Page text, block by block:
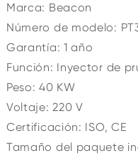
Marca: Beacon
Número de modelo:
Garantía: 1 año
Función: Inyector de
Peso: 40 KW
Voltaje: 220 V
Certificación: ISO, CE
Tamaño del paquete